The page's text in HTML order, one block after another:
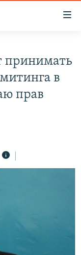
принимать
в
прав